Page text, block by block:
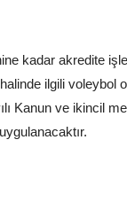
kadar akredite
ilgili voleybol
Kanun ve ikincil